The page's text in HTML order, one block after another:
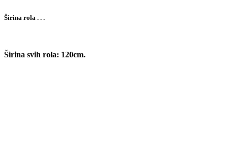
Širina rola . . .
Širina svih rola: 120cm.